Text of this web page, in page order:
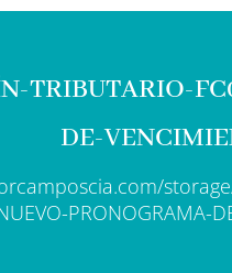
TRIBUTARIO-
DE-
PRONOGRAMA-